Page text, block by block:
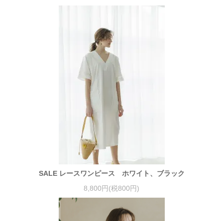
SALE レースワンピース ホワイト、ブラック
8,800円(税800円)